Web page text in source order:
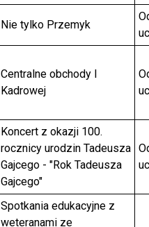
Nie tylko Przemyk
Centralne obchody I
Kadrowej
Koncert z okazji 100.
rocznicy urodzin Tadeusza
Gajcego - "Rok Tadeusza
Gajcego"
Spotkania edukacyjne z
weteranami ze